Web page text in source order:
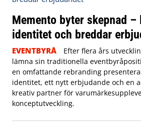
Memento byter skepnad –
identitet och breddar
EVENTBYRÅ
Efter flera års
lämna sin traditionella
en omfattande rebranding
identitet, ett nytt erbjudande och en
kreativ partner för
konceptutveckling.